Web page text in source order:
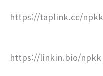
https://taplink.cc/npkk
https://linkin.bio/npkk